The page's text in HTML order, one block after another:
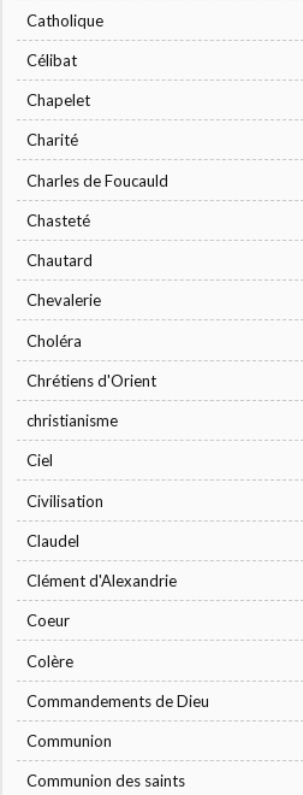
Catholique
Célibat
Chapelet
Charité
Charles de Foucauld
Chasteté
Chautard
Chevalerie
Choléra
Chrétiens d'Orient
christianisme
Ciel
Civilisation
Claudel
Clément d'Alexandrie
Coeur
Colère
Commandements de Dieu
Communion
Communion des saints